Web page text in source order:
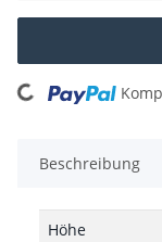
Beschreibung
Höhe